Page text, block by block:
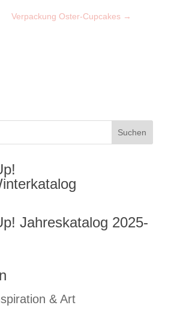
Verpackung Oster-Cupcakes →
Jahreskatalog 2025-
& Art